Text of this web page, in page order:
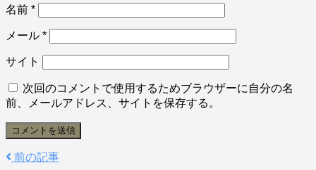
名前 *
メール *
サイト
次回のコメントで使用するためブラウザーに自分の名
前、メールアドレス、サイトを保存する。
前の記事